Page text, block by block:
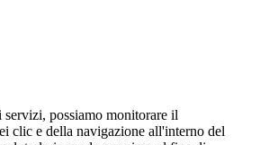
servizi, possiamo monitorare il
clic e della navigazione all'interno del